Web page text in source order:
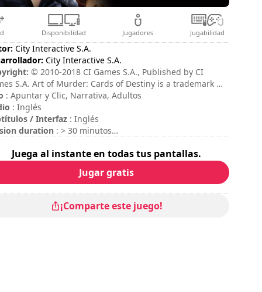
Disponibilidad Jugadores Jugabilidad
City Interactive S.A.
City Interactive S.A.
© 2010-2018 CI Games S.A., Published by CI
S.A. Art of Murder: Cards of Destiny is a trademark of
S.A. (formerly City Interactive S.A.). Uses Virtools
3DVIA Virtools, TM & © 1999-2010 Virtools S. A. Use s
Video © 1997-2010 RAD Game Tools, Inc. Uses 3D MAX
MODELS, © aXYZ-design.com 2002-2010. All Rights
of their respective owners.
: Apuntar y Clic, Narrativa, Adultos
: Inglés
/ Interfaz : Inglés
duration : > 30 minutos
: media
Juega al instante en todas tus pantallas.
Jugar gratis
¡Comparte este juego!